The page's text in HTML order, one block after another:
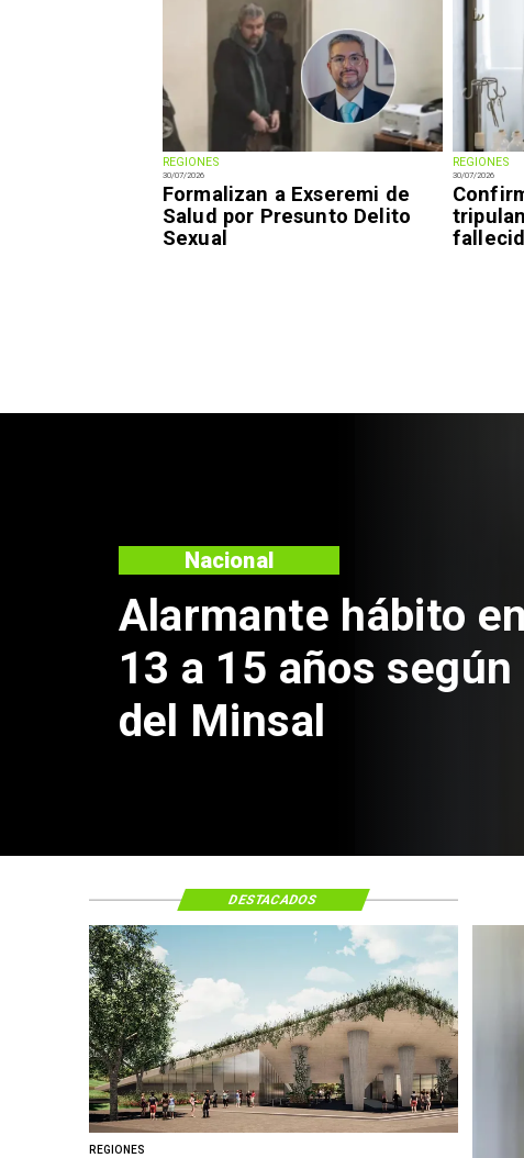
REGIONES
30/07/2026
Formalizan a Exseremi de
Salud por Presunto Delito
Sexual
REGIONES
30/07/2026
Aprueban creación
Sebastián Piñera
de $4 mil millones
Regiones
REGIONES
DESTACADOS